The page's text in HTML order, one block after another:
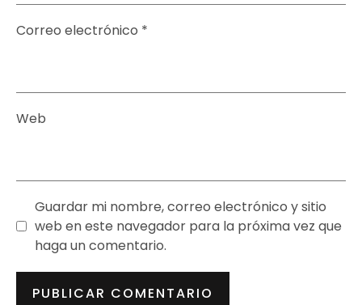
Correo electrónico *
Web
Guardar mi nombre, correo electrónico y sitio
web en este navegador para la próxima vez que
haga un comentario.